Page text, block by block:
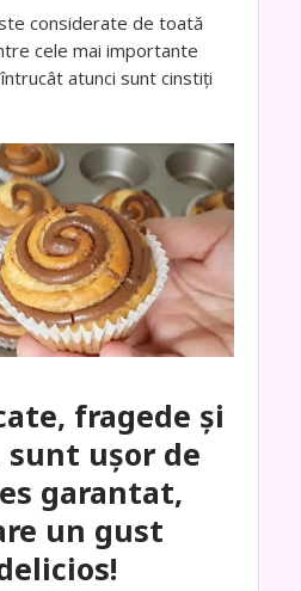
considerate de toată
cele mai importante
atunci sunt cinstiți
fragede și
ușor de
garantat,
un gust